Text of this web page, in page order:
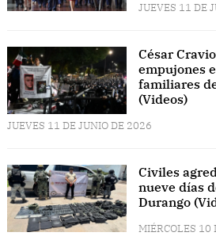
JUEVES 11 DE
César
empujones
familiares
(Videos)
JUEVES 11 DE JUNIO DE 2026
Civiles
nueve días
Durango
MIÉRCOLES 10